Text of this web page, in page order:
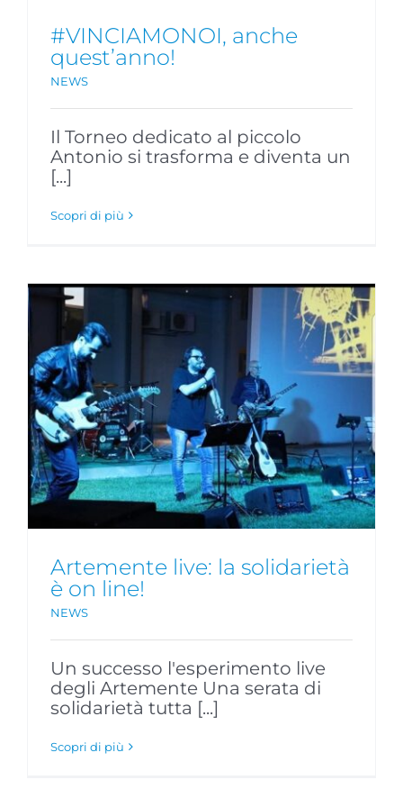
#VINCIAMONOI, anche
quest’anno!
NEWS
Il Torneo dedicato al piccolo
Antonio si trasforma e diventa un
[...]
Scopri di più
Artemente live: la solidarietà
è on line!
NEWS
Un successo l'esperimento live
degli Artemente Una serata di
solidarietà tutta [...]
Scopri di più